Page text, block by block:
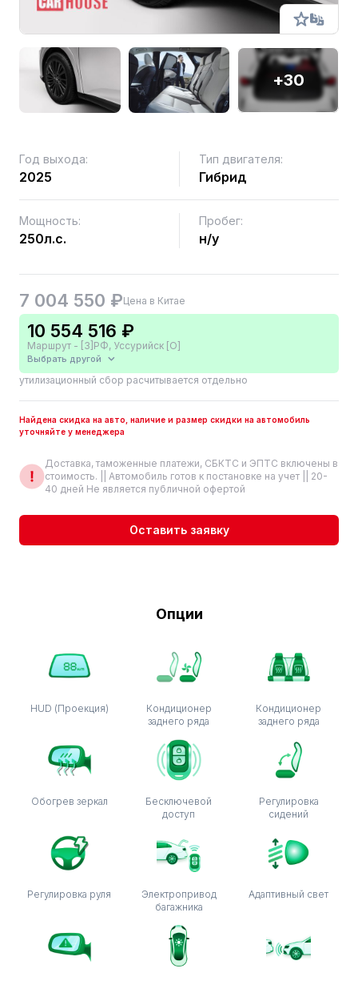
+30
Год выхода:
2025
Тип двигателя:
Гибрид
Мощность:
250л.с.
Пробег:
н/у
7 004 550 ₽Цена в Китае
10 554 516 ₽
Маршрут - [3]РФ, Уссурийск [О]
Выбрать другой
утилизационный сбор расчитывается отдельно
Найдена скидка на авто, наличие и размер скидки на автомобиль
уточняйте у менеджера
Доставка, таможенные платежи, СБКТС и ЭПТС включены в
стоимость. || Автомобиль готов к постановке на учет || 20-
40 дней Не является публичной офертой
Оставить заявку
Опции
HUD (Проекция)
Кондиционер
заднего ряда
Кондиционер
заднего ряда
Обогрев зеркал
Бесключевой
доступ
Регулировка
сидений
Регулировка руля
Электропривод
багажника
Адаптивный свет